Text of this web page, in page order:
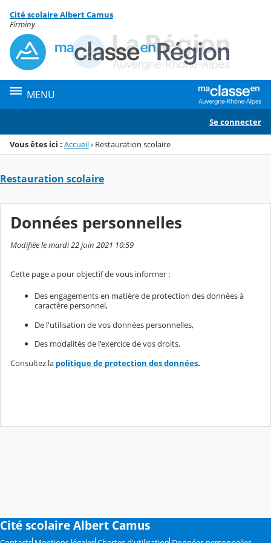
Menu de la rubrique
Contenu
Cité scolaire Albert Camus
Firminy
MENU
Se connecter
Vous êtes ici : Accueil› Restauration scolaire
Restauration scolaire
Données personnelles
Modifiée le mardi 22 juin 2021 10:59
Cette page a pour objectif de vous informer :
Des engagements en matière de protection des données à
caractère personnel,
De l'utilisation de vos données personnelles,
Des modalités de l'exercice de vos droits.
Consultez la politique de protection des données.
Cité scolaire Albert Camus